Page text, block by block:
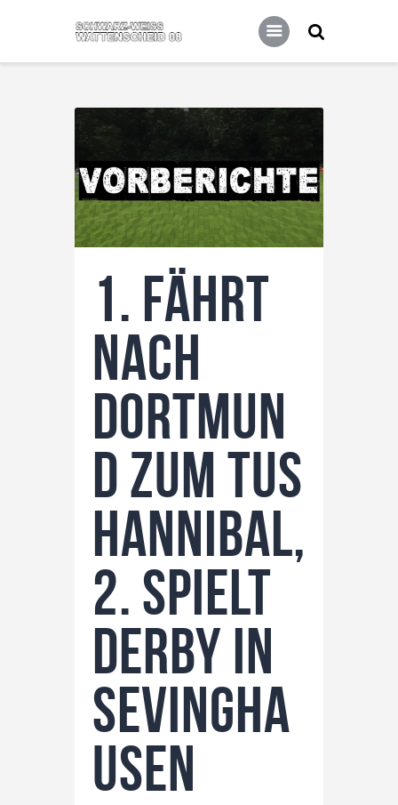
Home
Leitbild
Verein
Senioren
Junioren
Unsere Partner
Kontakt
Datenschutz / Impressum
1. fährt
nach
Dortmun
d zum TuS
Hannibal,
2. spielt
Derby in
Sevingha
usen